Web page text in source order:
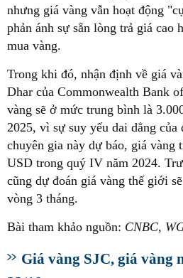
nhưng giá vàng vẫn hoạt động
phản ánh sự sẵn lòng trả giá cao
mua vàng.
Trong khi đó, nhận định về giá
Dhar của Commonwealth Bank
vàng sẽ ở mức trung bình là
2025, vì sự suy yếu dai dẳng
chuyên gia này dự báo, giá vàng
USD trong quý IV năm 2024.
cũng dự đoán giá vàng thế giới
vòng 3 tháng.
Bài tham khảo nguồn: CNBC,
Giá vàng SJC, giá vàng